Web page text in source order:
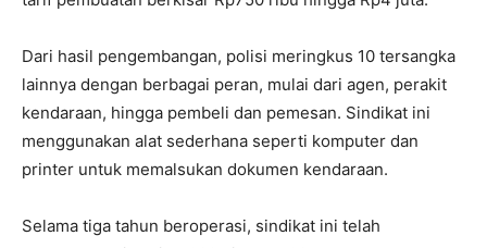
Dari hasil pengembangan, polisi meringkus 10 tersangka
lainnya dengan berbagai peran, mulai dari agen, perakit
kendaraan, hingga pembeli dan pemesan. Sindikat ini
menggunakan alat sederhana seperti komputer dan
printer untuk memalsukan dokumen kendaraan.
Selama tiga tahun beroperasi, sindikat ini telah